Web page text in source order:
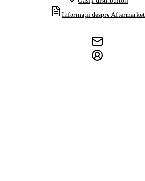
Informații despre Aftermarket